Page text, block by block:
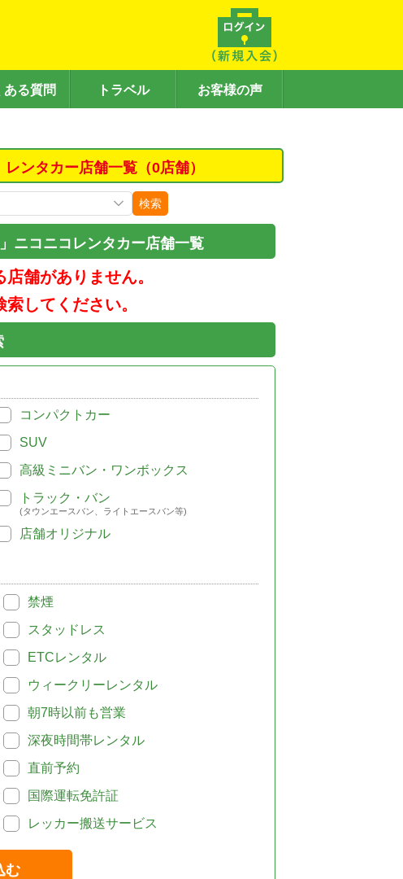
ある質問 トラベル お客様の声
ンタカー店舗一覧（0店舗）
検索
ニコニコレンタカー店舗一覧
舗がありません。
してください。
コンパクトカー
SUV
高級ミニバン・ワンボックス
トラック・バン
(タウンエースバン、ライトエースバン等)
店舗オリジナル
禁煙
スタッドレス
ETCレンタル
ウィークリーレンタル
朝7時以前も営業
深夜時間帯レンタル
直前予約
国際運転免許証
レッカー搬送サービス
む